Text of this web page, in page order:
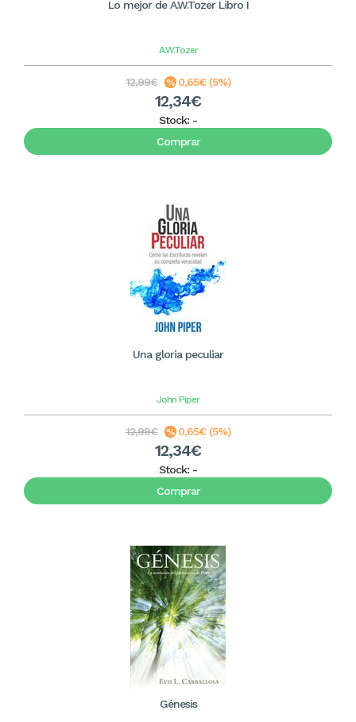
Lo mejor de A.W.Tozer Libro I
A.W.Tozer
12,99€ 0,65€ (5%)
12,34€
Stock: -
Comprar
Una gloria peculiar
John Piper
12,99€ 0,65€ (5%)
12,34€
Stock: -
Comprar
Génesis